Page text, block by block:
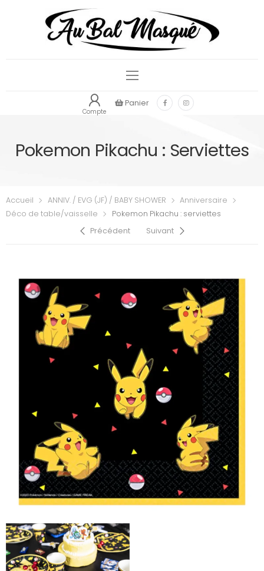
Compte
Panier
Pokemon Pikachu : Serviettes
Accueil ANNIV. / EVG (JF) / BABY SHOWER
Anniversaire
Déco de table/vaisselle
Pokemon Pikachu : serviettes
Précédent
Suivant